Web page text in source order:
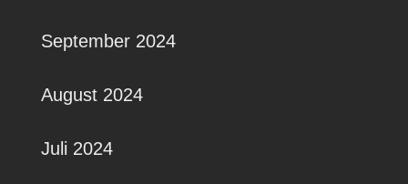
September 2024
August 2024
Juli 2024